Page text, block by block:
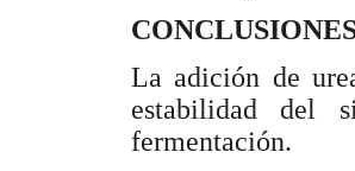
La adición de
estabilidad del
fermentación.